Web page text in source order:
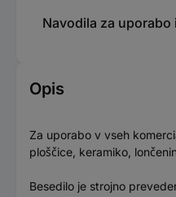
Navodila za uporabo
Opis
Za uporabo v vseh
ploščice, keramiko,
Besedilo je strojno